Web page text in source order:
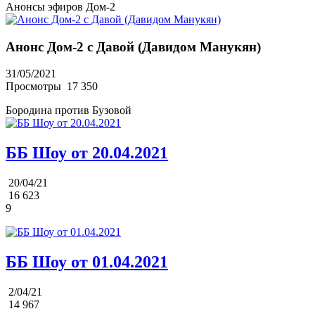
Анонсы эфиров Дом-2
Анонс Дом-2 с Давой (Давидом Манукян)
31/05/2021
Просмотры 17 350
Бородина против Бузовой
ББ Шоу от 20.04.2021
20/04/21
16 623
9
ББ Шоу от 01.04.2021
2/04/21
14 967